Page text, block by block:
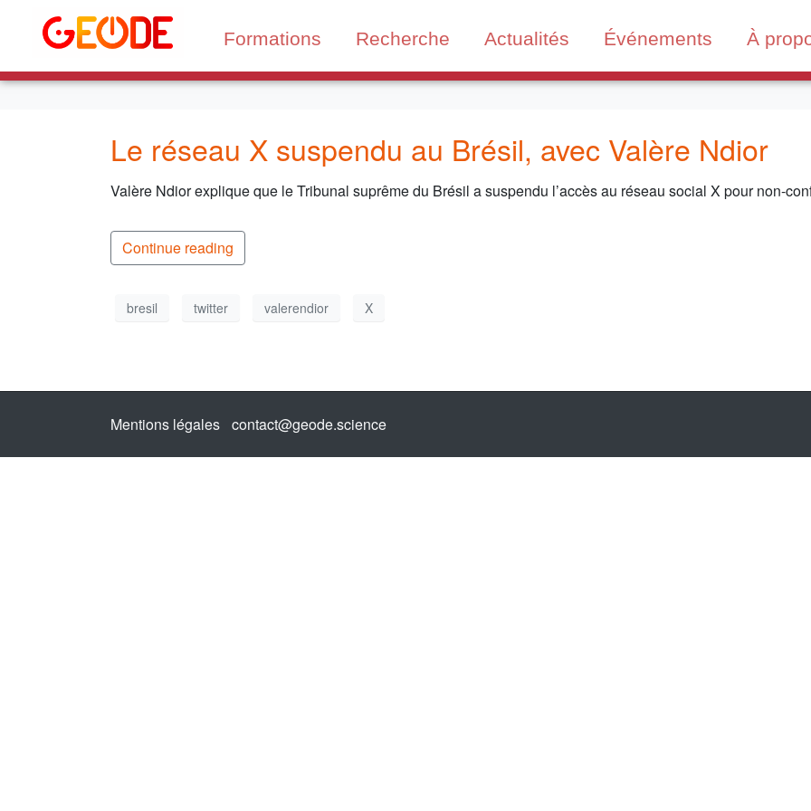
Formations Recherche Actualités Événements À
Le réseau X suspendu au Brésil, avec Valère Ndior
Valère Ndior explique que le Tribunal suprême du Brésil a suspendu l’accès au réseau social X pour non-
Continue reading
bresil twitter valerendior X
Mentions légales contact@geode.science